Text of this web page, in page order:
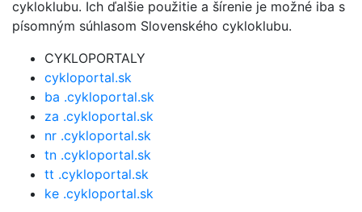
cykloklubu. Ich ďalšie použitie a šírenie je možné iba s
písomným súhlasom Slovenského cykloklubu.
CYKLOPORTALY
cykloportal.sk
ba .cykloportal.sk
za .cykloportal.sk
nr .cykloportal.sk
tn .cykloportal.sk
tt .cykloportal.sk
ke .cykloportal.sk